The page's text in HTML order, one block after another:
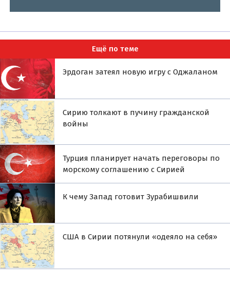
Ещё по теме
Эрдоган затеял новую игру с Оджаланом
Сирию толкают в пучину гражданской
войны
Турция планирует начать переговоры по
морскому соглашению с Сирией
К чему Запад готовит Зурабишвили
США в Сирии потянули «одеяло на себя»